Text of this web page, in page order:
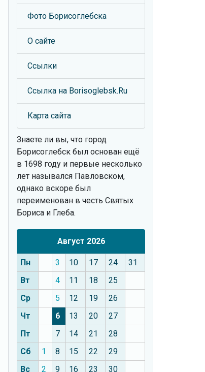
Фото Борисоглебска
О сайте
Ссылки
Ссылка на Borisoglebsk.Ru
Карта сайта
Знаете ли вы, что город
Борисоглебск был основан ещё
в 1698 году и первые несколько
лет назывался Павловском,
однако вскоре был
переименован в честь Святых
Бориса и Глеба.
Август 2026
Пн 3 10 17 24
31
Вт
4 11 18
25
Ср
5 12 19
26
Чт
6 13 20
27
Пт
7 14 21
28
Сб
1 8 15 22
29
Вс
2 9 16 23 30